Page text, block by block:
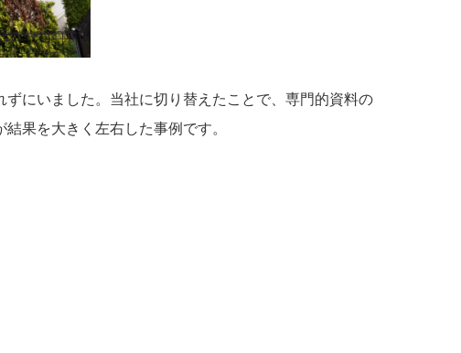
にいました。当社に切り替えたことで、専門的資料の
果を大きく左右した事例です。